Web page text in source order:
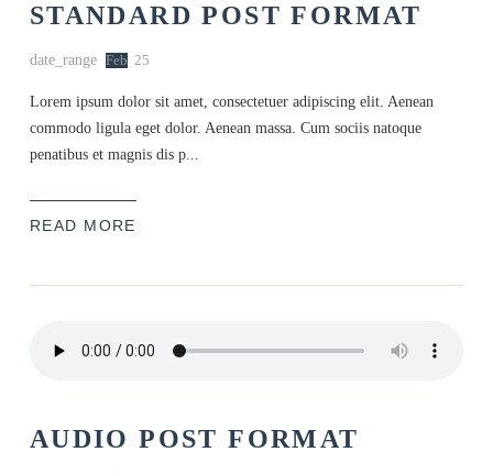
STANDARD POST FORMAT
date_range Feb 25
Lorem ipsum dolor sit amet, consectetuer adipiscing elit. Aenean
commodo ligula eget dolor. Aenean massa. Cum sociis natoque
penatibus et magnis dis p...
READ MORE
AUDIO POST FORMAT